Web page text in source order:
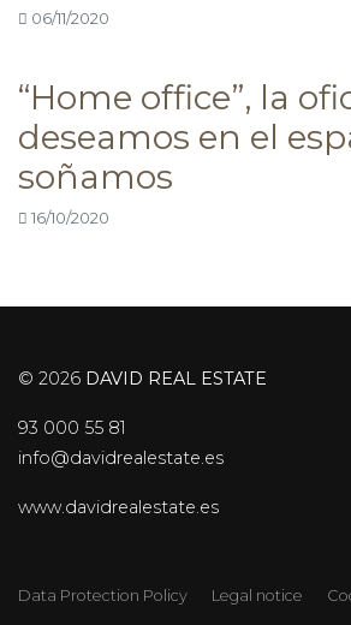
06/11/2020
“Home office”, la
deseamos en el
soñamos
16/10/2020
© 2026 DAVID REAL ESTATE
93 000 55 81
info@davidrealestate.es
www.davidrealestate.es
Data Protection Policy Legal notice